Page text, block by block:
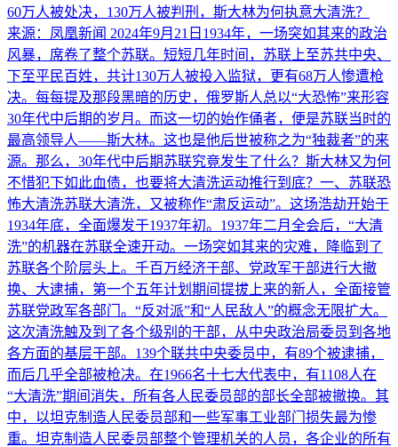
60万人被处决，130万人被判刑，斯大林为何执意大清洗？
来源：凤凰新闻 2024年9月21日1934年，一场突如其来的政治
风暴，席卷了整个苏联。短短几年时间，苏联上至苏共中央、
下至平民百姓，共计130万人被投入监狱，更有68万人惨遭枪
决。每每提及那段黑暗的历史，俄罗斯人总以“大恐怖”来形容
30年代中后期的岁月。而这一切的始作俑者，便是苏联当时的
最高领导人——斯大林。这也是他后世被称之为“独裁者”的来
源。那么，30年代中后期苏联究竟发生了什么？斯大林又为何
不惜犯下如此血债，也要将大清洗运动推行到底？一、苏联恐
怖大清洗苏联大清洗，又被称作“肃反运动”。这场浩劫开始于
1934年底，全面爆发于1937年初。1937年二月全会后，“大清
洗”的机器在苏联全速开动。一场突如其来的灾难，降临到了
苏联各个阶层头上。千百万经济干部、党政军干部进行大撤
换、大逮捕，第一个五年计划期间提拔上来的新人，全面接管
苏联党政军各部门。“反对派”和“人民敌人”的概念无限扩大。
这次清洗触及到了各个级别的干部，从中央政治局委员到各地
各方面的基层干部。139个联共中央委员中，有89个被逮捕，
而后几乎全部被枪决。在1966名十七大代表中，有1108人在
“大清洗”期间消失，所有各人民委员部的部长全部被撤换。其
中，以坦克制造人民委员部和一些军事工业部门损失最为惨
重。坦克制造人民委员部整个管理机关的人员，各企业的所有